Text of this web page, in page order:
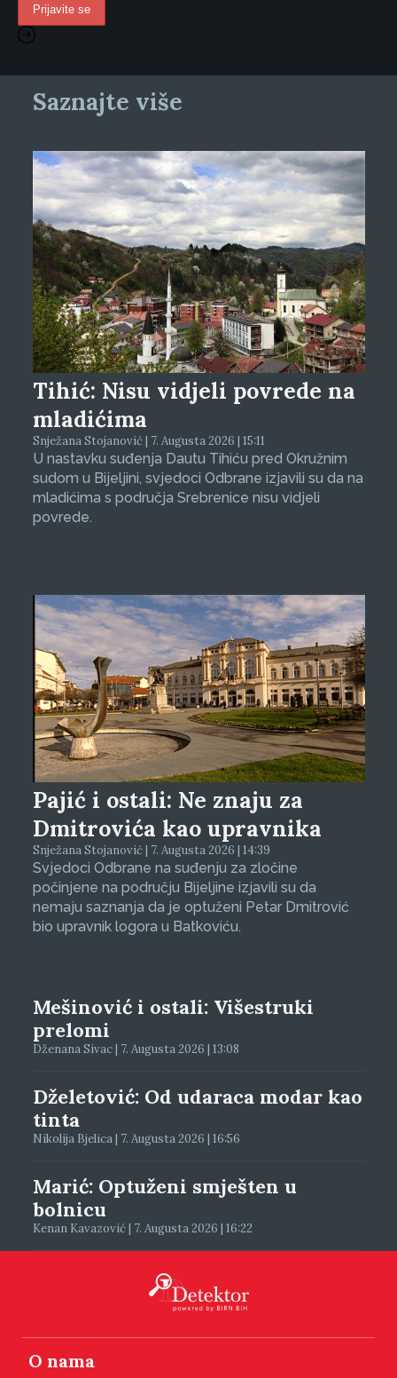
Saznajte više
Tihić: Nisu vidjeli povrede na
mladićima
Snježana Stojanović | 7. Augusta 2026 | 15:11
U nastavku suđenja Dautu Tihiću pred Okružnim
sudom u Bijeljini, svjedoci Odbrane izjavili su da na
mladićima s područja Srebrenice nisu vidjeli
povrede.
Pajić i ostali: Ne znaju za
Dmitrovića kao upravnika
Snježana Stojanović | 7. Augusta 2026 | 14:39
Svjedoci Odbrane na suđenju za zločine
počinjene na području Bijeljine izjavili su da
nemaju saznanja da je optuženi Petar Dmitrović
bio upravnik logora u Batkoviću.
Mešinović i ostali: Višestruki
prelomi
Dženana Sivac | 7. Augusta 2026 | 13:08
Dželetović: Od udaraca modar kao
tinta
Nikolija Bjelica | 7. Augusta 2026 | 16:56
Marić: Optuženi smješten u
bolnicu
Kenan Kavazović | 7. Augusta 2026 | 16:22
O nama